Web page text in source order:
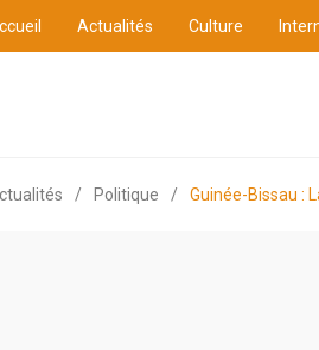
Actualités Culture
/ Politique / Guinée-Bissau :